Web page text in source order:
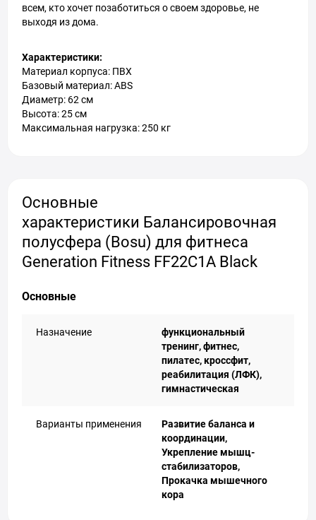
всем, кто хочет позаботиться о своем здоровье, не
выходя из дома.
Характеристики:
Материал корпуса: ПВХ
Базовый материал: ABS
Диаметр: 62 см
Высота: 25 см
Максимальная нагрузка: 250 кг
Основные
характеристики Балансировочная
полусфера (Bosu) для фитнеса
Generation Fitness FF22C1A Black
Основные
Назначение
функциональный
тренинг, фитнес,
пилатес, кроссфит,
реабилитация (ЛФК),
гимнастическая
Варианты применения
Развитие баланса и
координации,
Укрепление мышц-
стабилизаторов,
Прокачка мышечного
кора